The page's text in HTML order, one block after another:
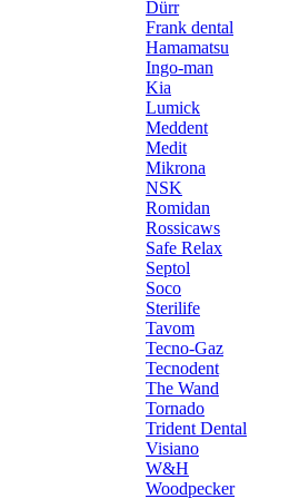
Dürr
Frank dental
Hamamatsu
Ingo-man
Kia
Lumick
Meddent
Medit
Mikrona
NSK
Romidan
Rossicaws
Safe Relax
Septol
Soco
Sterilife
Tavom
Tecno-Gaz
Tecnodent
The Wand
Tornado
Trident Dental
Visiano
W&H
Woodpecker